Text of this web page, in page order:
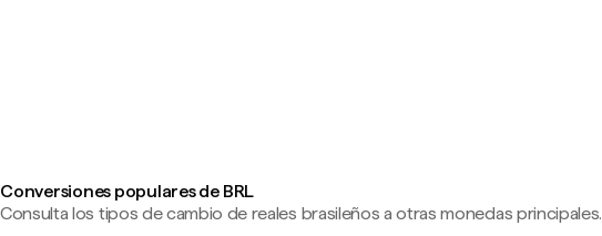
Conversiones populares de BRL
Consulta los tipos de cambio de reales brasileños a otras monedas principales.